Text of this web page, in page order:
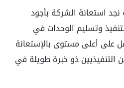
استعانة الشركة بأجود
وتسليم الوحدات في
على أعلى مستوى بالإستعانة
ذو خبرة طويلة في